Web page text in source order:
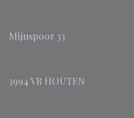
Mijnspoor 33
3994 VR HOUTEN